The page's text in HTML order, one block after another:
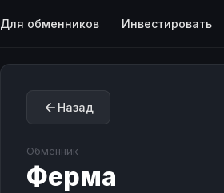
Для обменников Инвестировать
Назад
Обменник
Ферма